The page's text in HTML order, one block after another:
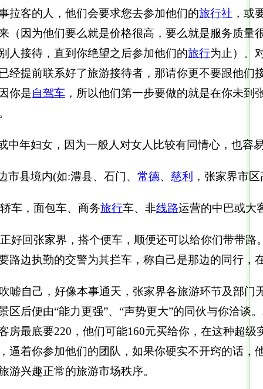
拉客的人，他们会要求您去参加他们的旅行社 ，或
（因为他们要么就是价格很高，要么就是服务质
人接待，直到你绝望之后参加他们的旅行为止）。
经提前联系好了旅游接待者，那请你更不要跟他们
你是自驾车 ，所以他们第一步要做的就是在你未
年妇女，因为一般人对女人比较有同情心，也容
县境内(如:澧县、石门、 常德、 慈利 ，张家界市
车，面包车、商务旅行车、非线路运营的中巴或大
好回张家界，搭个便车，顺便还可以给你们带带
路边执勤的交警为其拦车，称自己是那边的同行，
自己，好像本事通天，张家界各旅游环节及部门
区后便由“能力更强”、“声势更大”的同伙与你洽
房最底要220，他们可能160元买给你，在这种超
逼着你参加他们的团队，如果你硬实不开窍的话
游兴趣正常的旅游市场秩序。